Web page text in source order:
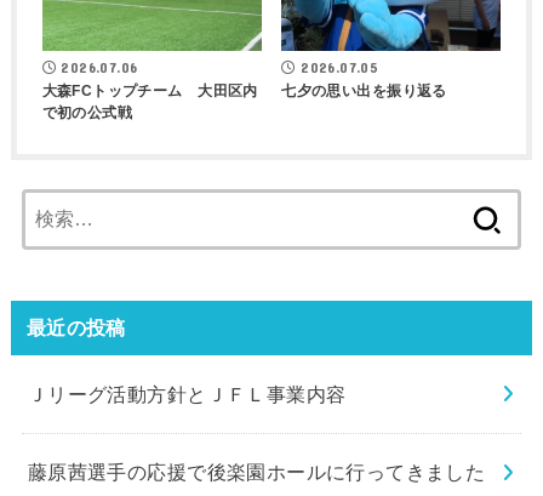
2026.07.06
大森FCトップチーム 大田区内
で初の公式戦
2026.07.05
七夕の思い出を振り返る
索:
最近の投稿
Ｊリーグ活動方針とＪＦＬ事業内容
藤原茜選手の応援で後楽園ホールに行ってきました